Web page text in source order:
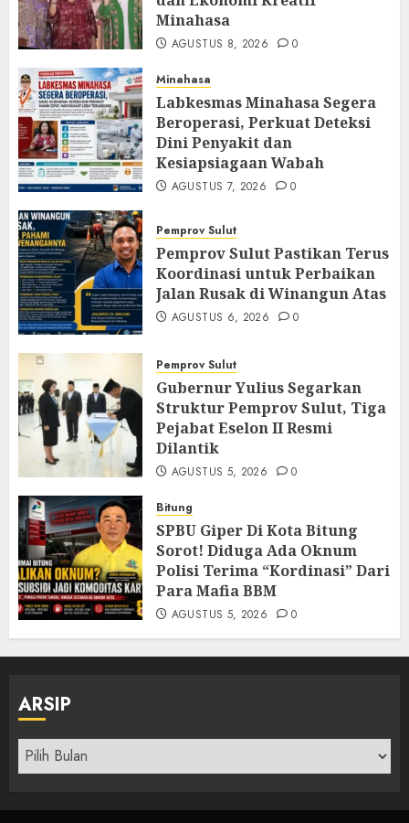
Minahasa
AGUSTUS 8, 2026 0
Minahasa
Labkesmas Minahasa Segera
Beroperasi, Perkuat Deteksi
Dini Penyakit dan
Kesiapsiagaan Wabah
AGUSTUS 7, 2026 0
Pemprov Sulut
Pemprov Sulut Pastikan Terus
Koordinasi untuk Perbaikan
Jalan Rusak di Winangun Atas
AGUSTUS 6, 2026 0
Pemprov Sulut
Gubernur Yulius Segarkan
Struktur Pemprov Sulut, Tiga
Pejabat Eselon II Resmi
Dilantik
AGUSTUS 5, 2026 0
Bitung
SPBU Giper Di Kota Bitung
Sorot! Diduga Ada Oknum
Polisi Terima “Kordinasi” Dari
Para Mafia BBM
AGUSTUS 5, 2026 0
ARSIP
Arsip